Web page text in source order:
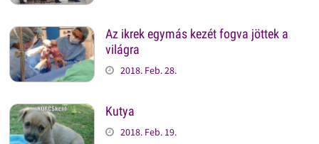
Az ikrek egymás kezét fogva jöttek a
világra
2018. Feb. 28.
Kutya
2018. Feb. 19.